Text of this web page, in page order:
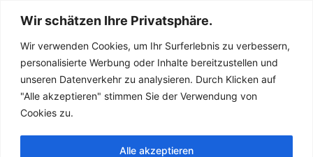
Wir schätzen Ihre Privatsphäre.
Wir verwenden Cookies, um Ihr Surferlebnis zu verbessern,
personalisierte Werbung oder Inhalte bereitzustellen und
unseren Datenverkehr zu analysieren. Durch Klicken auf
"Alle akzeptieren" stimmen Sie der Verwendung von
Cookies zu.
Alle akzeptieren
Sanitär Notdienst
(Klempner) für
Deesbach